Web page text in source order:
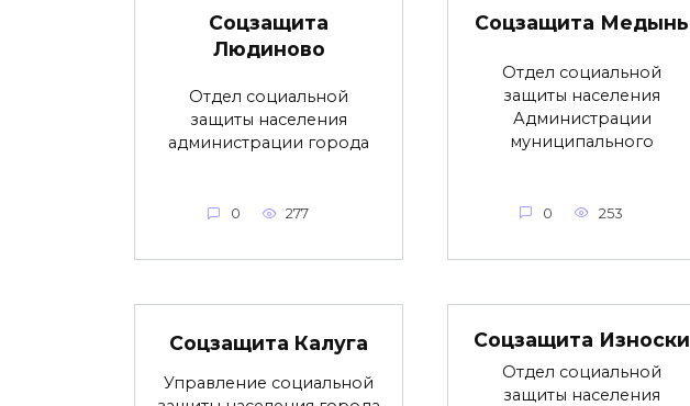
Соцзащита
Людиново
Отдел социальной
защиты населения
администрации города
0 277
Соцзащита Медынь
Отдел социальной
защиты населения
Администрации
муниципального
0 253
Соцзащита Калуга
Управление социальной
Соцзащита Износки
Отдел социальной
защиты населения